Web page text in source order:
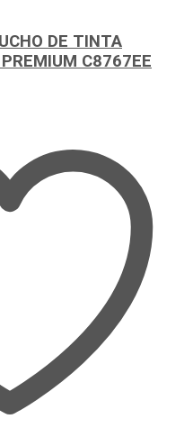
DE TINTA
C8767EE